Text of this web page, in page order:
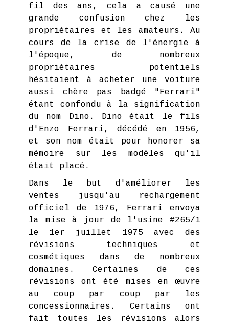
fil des ans, cela a causé une
grande confusion chez les
propriétaires et les amateurs. Au
cours de la crise de l'énergie à
l'époque, de nombreux
propriétaires potentiels
hésitaient à acheter une voiture
aussi chère pas badgé "Ferrari"
étant confondu à la signification
du nom Dino. Dino était le fils
d'Enzo Ferrari, décédé en 1956,
et son nom était pour honorer sa
mémoire sur les modèles qu'il
était placé.
Dans le but d'améliorer les
ventes jusqu'au rechargement
officiel de 1976, Ferrari envoya
la mise à jour de l'usine #265/1
le 1er juillet 1975 avec des
révisions techniques et
cosmétiques dans de nombreux
domaines. Certaines de ces
révisions ont été mises en œuvre
au coup par coup par les
concessionnaires. Certains ont
fait toutes les révisions alors